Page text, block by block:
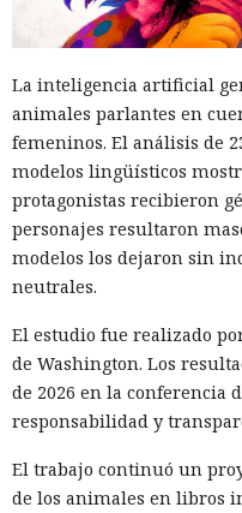
La inteligencia artificial
animales parlantes en
femeninos. El análisis de
modelos lingüísticos
protagonistas recibieron
personajes resultaron
modelos los dejaron sin
neutrales.
El estudio fue realizado
de Washington. Los
de 2026 en la conferencia
responsabilidad y
El trabajo continuó un
de los animales en libros